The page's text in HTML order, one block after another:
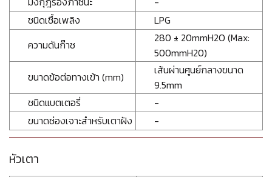
ชนิดเชื้อเพลิง
LPG
ความดันก๊าซ
280 ± 20mmH2O (Max:
500mmH20)
ขนาดข้อต่อทางเข้า (mm)
เส้นผ่านศูนย์กลางขนาด
9.5mm
ชนิดแบตเตอรี่
-
ขนาดช่องเจาะสำหรับเตาฝัง
-
หัวเตา